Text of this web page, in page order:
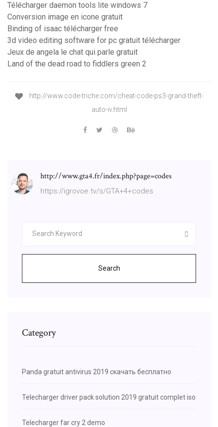
Télécharger daemon tools lite windows 7
Conversion image en icone gratuit
Binding of isaac télécharger free
3d video editing software for pc gratuit télécharger
Jeux de angela le chat qui parle gratuit
Land of the dead road to fiddlers green 2
http://www.code-triche.com/cheat-code-ps3-grand-theft-
auto-iv.html
http://www.gta4.fr/index.php?page=codes
https://igrovoe.tv/s/GTA+4+codes
Search
Category
Panda gratuit antivirus 2019 скачать бесплатно
Telecharger driver pack solution 2019 gratuit complet iso
Telecharger far cry 2 demo